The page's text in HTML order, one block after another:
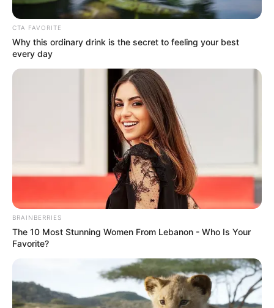
CTA FAVORITE
Why this ordinary drink is the secret to feeling your best
every day
BRAINBERRIES
The 10 Most Stunning Women From Lebanon - Who Is Your
Favorite?